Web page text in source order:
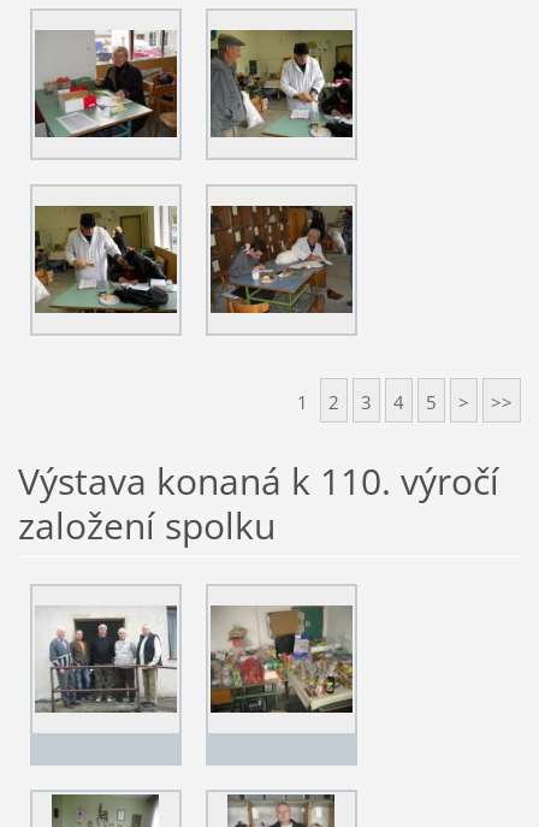
1 2 3 4 5 > >>
Výstava konaná k 110. výročí
založení spolku